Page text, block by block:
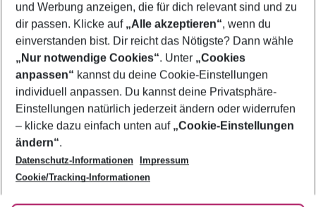
Footer
Footer navigation
Über uns
AGB
Bestpreisgarantie
Cookie-Einstellungen ändern
Cookie-Richtlinie
Agenturbetreuung
Barrierefreies Reisen
Folge uns
und Werbung anzeigen, die für dich relevant sind und zu
dir passen. Klicke auf „Alle akzeptieren“, wenn du
einverstanden bist. Dir reicht das Nötigste? Dann wähle
„Nur notwendige Cookies“. Unter „Cookies
anpassen“ kannst du deine Cookie-Einstellungen
individuell anpassen. Du kannst deine Privatsphäre-
Einstellungen natürlich jederzeit ändern oder widerrufen
– klicke dazu einfach unten auf „Cookie-Einstellungen
ändern“.
Datenschutz-Informationen
Impressum
Cookie/Tracking-Informationen